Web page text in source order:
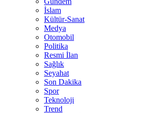
İslam
Kültür-Sanat
Medya
Otomobil
Politika
Resmi İlan
Sağlık
Seyahat
Son Dakika
Spor
Teknoloji
Trend